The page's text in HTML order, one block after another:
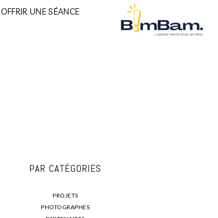
OFFRIR UNE SÉANCE
PAR CATÉGORIES
PROJETS
PHOTOGRAPHES